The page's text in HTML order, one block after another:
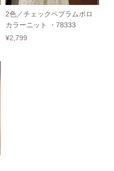
2色／チェックペプラムポロ
カラーニット ・78333
¥2,799